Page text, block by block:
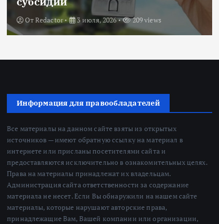
ОтRedactor 3 июля, 2026 209 views
Информация для правообладателей
Все материалы на данном сайте взяты из открытых
источников — имеют обратную ссылку на материал в
интернете или присланы посетителями сайта и
предоставляются исключительно в ознакомительных целях.
Права на материалы принадлежат их владельцам.
Администрация сайта ответственности за содержание
материала не несет. Если Вы обнаружили на нашем сайте
материалы, которые нарушают авторские права,
принадлежащие Вам, Вашей компании или организации,